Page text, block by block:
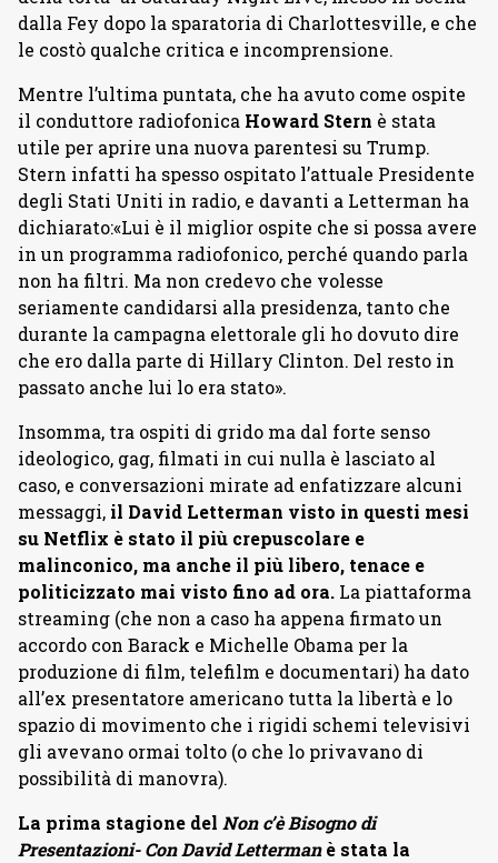
dalla Fey dopo la sparatoria di Charlottesville, e che
le costò qualche critica e incomprensione.
Mentre l’ultima puntata, che ha avuto come ospite
il conduttore radiofonica Howard Stern è stata
utile per aprire una nuova parentesi su Trump.
Stern infatti ha spesso ospitato l’attuale Presidente
degli Stati Uniti in radio, e davanti a Letterman ha
dichiarato:«Lui è il miglior ospite che si possa avere
in un programma radiofonico, perché quando parla
non ha filtri. Ma non credevo che volesse
seriamente candidarsi alla presidenza, tanto che
durante la campagna elettorale gli ho dovuto dire
che ero dalla parte di Hillary Clinton. Del resto in
passato anche lui lo era stato».
Insomma, tra ospiti di grido ma dal forte senso
ideologico, gag, filmati in cui nulla è lasciato al
caso, e conversazioni mirate ad enfatizzare alcuni
messaggi, il David Letterman visto in questi mesi
su Netflix è stato il più crepuscolare e
malinconico, ma anche il più libero, tenace e
politicizzato mai visto fino ad ora. La piattaforma
streaming (che non a caso ha appena firmato un
accordo con Barack e Michelle Obama per la
produzione di film, telefilm e documentari) ha dato
all’ex presentatore americano tutta la libertà e lo
spazio di movimento che i rigidi schemi televisivi
gli avevano ormai tolto (o che lo privavano di
possibilità di manovra).
La prima stagione del Non c’è Bisogno di
Presentazioni- Con David Lettermanè stata la